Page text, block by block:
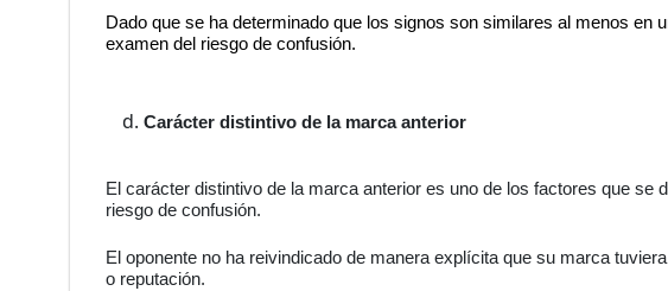
Dado que se ha determinado que los signos son similares al menos en
examen del riesgo de confusión.
Carácter distintivo de la marca anterior
El carácter distintivo de la marca anterior es uno de los factores que se
riesgo de confusión.
El oponente no ha reivindicado de manera explícita que su marca
o reputación.